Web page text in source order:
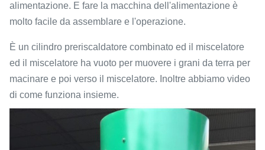
alimentazione. E fare la macchina dell'alimentazione è
molto facile da assemblare e l'operazione.
È un cilindro preriscaldatore combinato ed il miscelatore
ed il miscelatore ha vuoto per muovere i grani da terra per
macinare e poi verso il miscelatore. Inoltre abbiamo video
di come funziona insieme.